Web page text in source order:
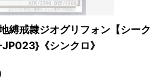
縛戒隷ジオグリフォン【シーク
《シンクロ》